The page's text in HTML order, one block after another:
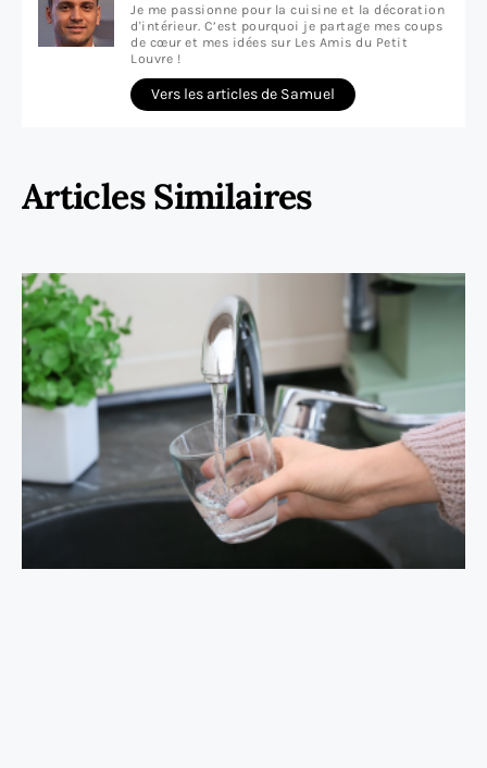
Je me passionne pour la cuisine et la décoration
d'intérieur. C’est pourquoi je partage mes coups
de cœur et mes idées sur Les Amis du Petit
Louvre !
Vers les articles de Samuel
Articles Similaires